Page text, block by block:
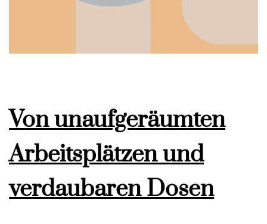
Von unaufgeräumten
Arbeitsplätzen und
verdaubaren Dosen